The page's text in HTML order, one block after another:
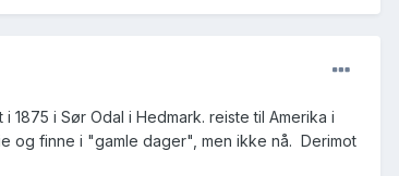
i Sør Odal i Hedmark. reiste til Amerika i
og finne i "gamle dager", men ikke nå. Derimot